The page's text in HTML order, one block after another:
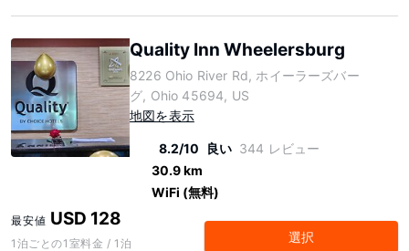
Quality Inn Wheelersburg
8226 Ohio River Rd, ホイーラーズバー
グ, Ohio 45694, US
地図を表示
8.2/10 良い 344 レビュー
30.9 km
WiFi (無料)
最安値 USD 128
1泊ごとの1室料金 / 1泊 選択